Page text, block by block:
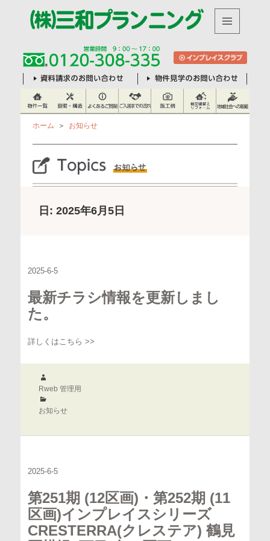
式
会
社
三
和
プ
ラ
ン
ン
ーとウ
ィジェ
ホーム ＞ お知らせ
日: 2025年6月5日
2025-6-5
最新チラシ情報を更新しまし
た。
詳しくはこちら >>
成
Rweb 管理用
テ
お知らせ
2025-6-5
第251期 (12区画)・第252期 (11
区画)インプレイスシリーズ
CRESTERRA(クレステア) 鶴見